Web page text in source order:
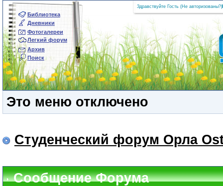
Библиотека
Дневники
Фотогалереи
Легкий форум
Архив
Поиск
Здравствуйте Гость (Не авторизованы?
Это меню отключено
Студенческий форум Орла
Сообщение Форума